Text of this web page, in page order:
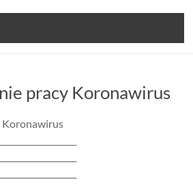
pracy Koronawirus
Koronawirus